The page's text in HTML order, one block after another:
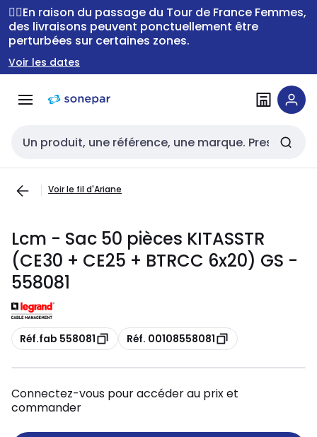
Passer à la
navigation
Passer
au
contenu
🚴‍♂️En raison du passage du Tour de France Femmes,
des livraisons peuvent ponctuellement être
perturbées sur certaines zones.
Voir les dates
Entrée de recherche
Voir le fil d'Ariane
Lcm - Sac 50 pièces KITASSTR
(CE30 + CE25 + BTRCC 6x20) GS -
558081
Copie
Réf.fab 558081 Copie
Réf. 00108558081
Connectez-vous pour accéder au prix et
commander